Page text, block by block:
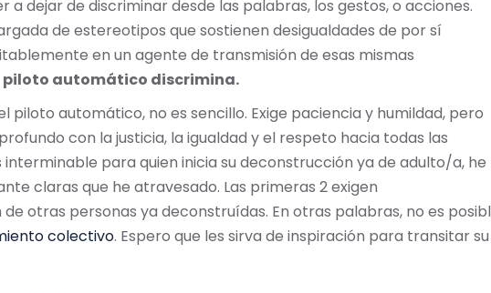
dejar de discriminar desde las palabras, los gestos, o acciones.
de estereotipos que sostienen desigualdades de por sí
en un agente de transmisión de esas mismas
piloto automático discrimina.
piloto automático, no es sencillo. Exige paciencia y humildad, pero
con la justicia, la igualdad y el respeto hacia todas las
interminable para quien inicia su deconstrucción ya de adulto/a, he
claras que he atravesado. Las primeras 2 exigen
otras personas ya deconstruídas. En otras palabras, no es
colectivo. Espero que les sirva de inspiración para transitar su